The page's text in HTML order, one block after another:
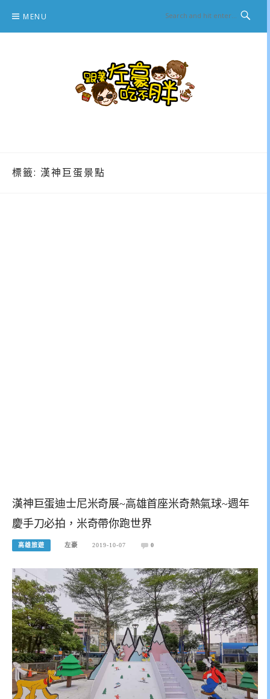
content
MENU
標籤: 漢神巨蛋景點
漢神巨蛋迪士尼米奇展~高雄首座米奇熱氣球~週年
慶手刀必拍，米奇帶你跑世界
高雄旅遊 左豪 2019-10-07 0